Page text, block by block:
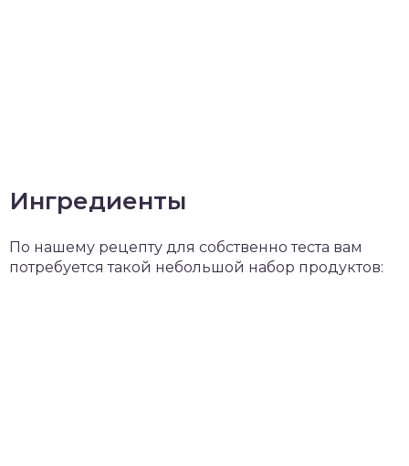
Ингредиенты
По нашему рецепту для собственно теста вам
потребуется такой небольшой набор продуктов: